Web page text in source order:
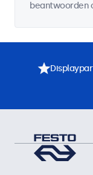
beantwoorden